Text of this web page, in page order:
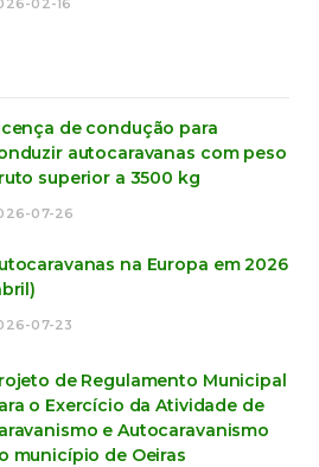
02-16
de condução para
autocaravanas com peso
superior a 3500 kg
07-26
na Europa em 2026
07-23
de Regulamento Municipal
o Exercício da Atividade de
e Autocaravanismo
município de Oeiras